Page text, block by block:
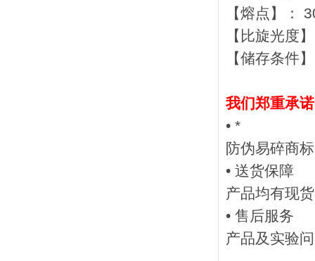
【熔点】：
【比旋光度
【储存条件
我们郑重承
• *
防伪易碎商
• 送货保障
产品均有现
• 售后服务
产品及实验